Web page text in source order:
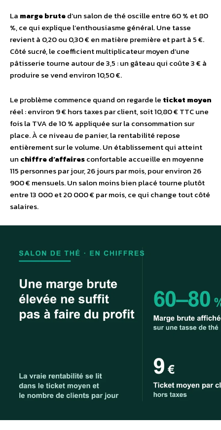
La marge bruted’un salon de thé oscille entre 60 % et 80
%, ce qui explique l’enthousiasme général. Une tasse
revient à 0,20 ou 0,30 € en matière première et part à 5 €.
Côté sucré, le coefficient multiplicateur moyen d’une
pâtisserie tourne autour de 3,5 : un gâteau qui coûte 3 € à
produire se vend environ 10,50 €.
Le problème commence quand on regarde le ticket moyen
réel : environ 9 € hors taxes par client, soit 10,80 € TTC une
fois la TVA de 10 % appliquée sur la consommation sur
place. À ce niveau de panier, la rentabilité repose
entièrement sur le volume. Un établissement qui atteint
un chiffre d’affairesconfortable accueille en moyenne
115 personnes par jour, 26 jours par mois, pour environ 26
900 € mensuels. Un salon moins bien placé tourne plutôt
entre 13 000 et 20 000 € par mois, ce qui change tout côté
salaires.